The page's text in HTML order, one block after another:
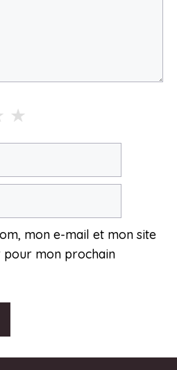
★
mon e-mail et mon site
pour mon prochain